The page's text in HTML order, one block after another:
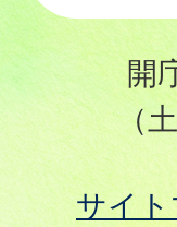
開
（
サイ